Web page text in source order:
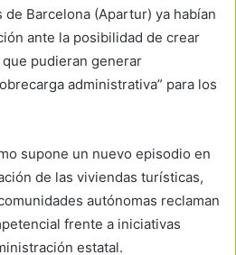
Barcelona (Apartur) ya habían
ante la posibilidad de crear
pudieran generar
administrativa” para los
supone un nuevo episodio en
de las viviendas turísticas,
autónomas reclaman
frente a iniciativas
estatal.